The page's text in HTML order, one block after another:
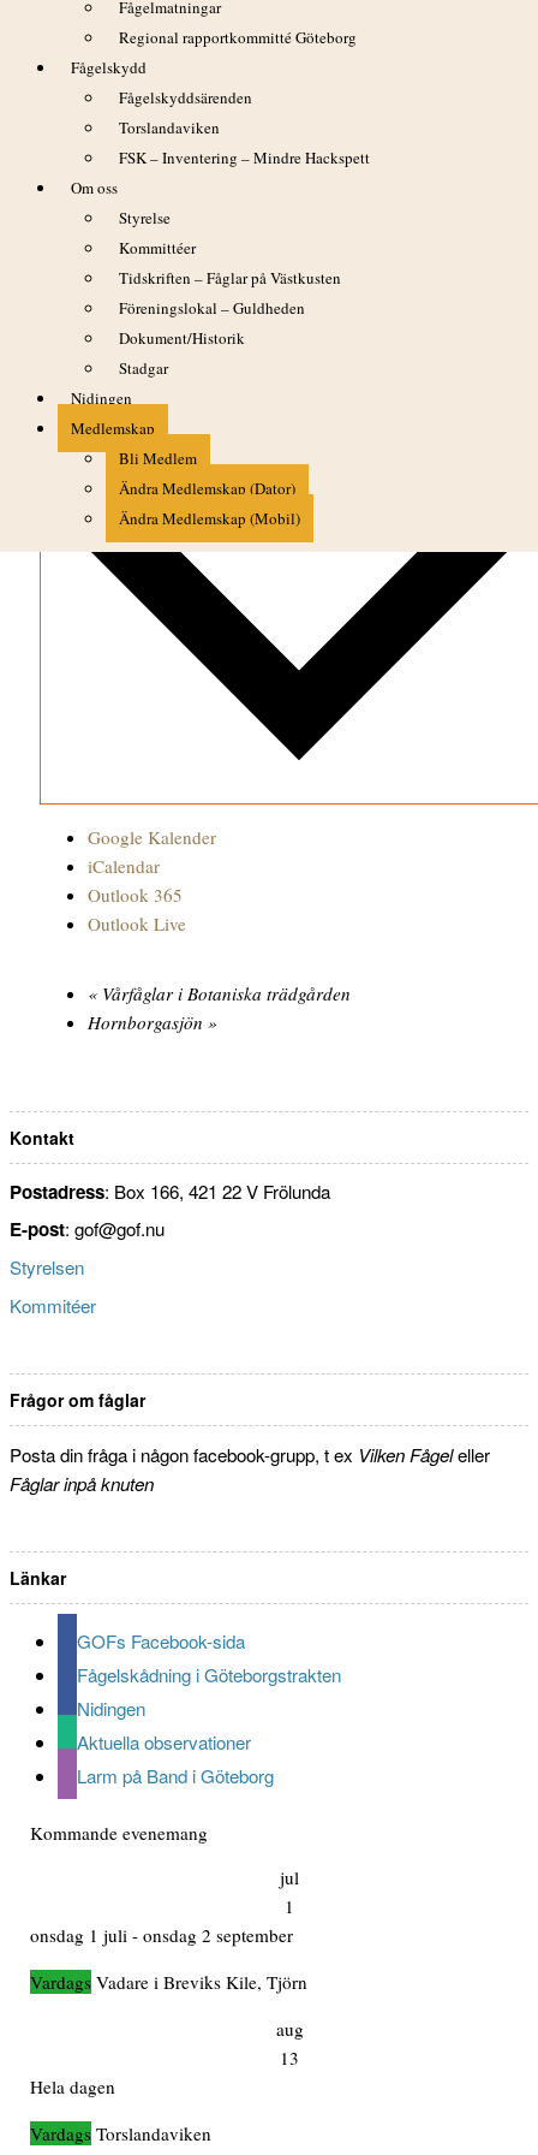
Fågelmatningar
Regional rapportkommitté Göteborg
Fågelskydd
Fågelskyddsärenden
Torslandaviken
FSK – Inventering – Mindre Hackspett
Om oss
Styrelse
Kommittéer
Tidskriften – Fåglar på Västkusten
Föreningslokal – Guldheden
Dokument/Historik
Stadgar
Nidingen
Medlemskap
Bli Medlem
Ändra Medlemskap (Dator)
Ändra Medlemskap (Mobil)
Svensk (073-082 68 63). Begränsat deltagarantal, se
Program/Anmälan och info/Vardags.
Google Kalender
iCalendar
Outlook 365
Outlook Live
«Vårfåglar i Botaniska trädgården
Hornborgasjön »
Kontakt
Postadress: Box 166, 421 22 V Frölunda
E-post: gof@gof.nu
Styrelsen
Kommitéer
Frågor om fåglar
Posta din fråga i någon facebook-grupp, t ex Vilken Fågeleller
Fåglar inpå knuten
Länkar
GOFs Facebook-sida
Fågelskådning i Göteborgstrakten
Nidingen
Aktuella observationer
Larm på Band i Göteborg
Kommande evenemang
jul
1
onsdag 1 juli -onsdag 2 september
Vadare i Breviks Kile, Tjörn
aug
13
Hela dagen
Torslandaviken